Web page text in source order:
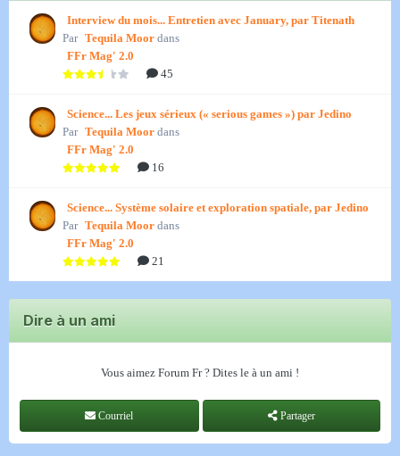
Interview du mois... Entretien avec January, par Titenath
Par Tequila Moor dans
FFr Mag' 2.0
45
Science... Les jeux sérieux (« serious games ») par Jedino
Par Tequila Moor dans
FFr Mag' 2.0
16
Science... Système solaire et exploration spatiale, par Jedino
Par Tequila Moor dans
FFr Mag' 2.0
21
Dire à un ami
Vous aimez Forum Fr ? Dites le à un ami !
Courriel Partager